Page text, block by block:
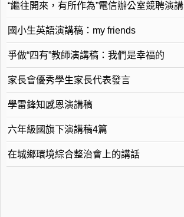
“繼往開來，有所作為”電信辦公室競聘演講
國小生英語演講稿：my friends
爭做“四有”教師演講稿：我們是幸福的
家長會優秀學生家長代表發言
學雷鋒知感恩演講稿
六年級國旗下演講稿4篇
在城鄉環境綜合整治會上的講話